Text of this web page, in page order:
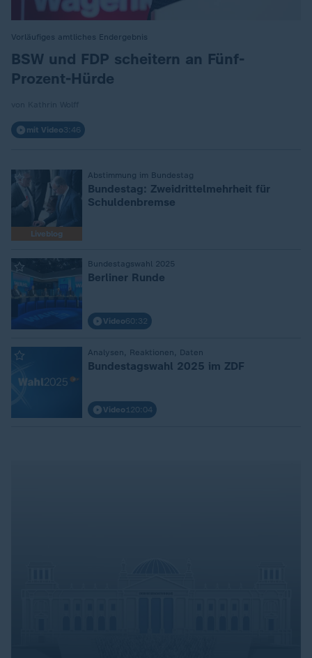
Vorläufiges amtliches Endergebnis
:
BSW und FDP scheitern an Fünf-
Prozent-Hürde
mit Video3:46
Liveblog
Abstimmung im Bundestag
:
Bundestag: Zweidrittelmehrheit für
Schuldenbremse
Bundestagswahl 2025
: Berliner Runde
Video60:32
Analysen, Reaktionen, Daten
: Bundestagswahl 2025 im ZDF
Video 120:04